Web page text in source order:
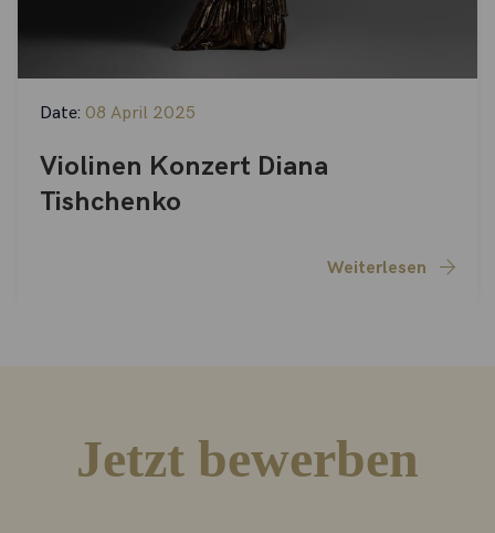
Date: 08 April 2025
Violinen Konzert Diana
Tishchenko
Weiterlesen
Jetzt bewerben